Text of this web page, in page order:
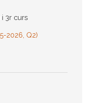
i 3r curs
2026, Q2)